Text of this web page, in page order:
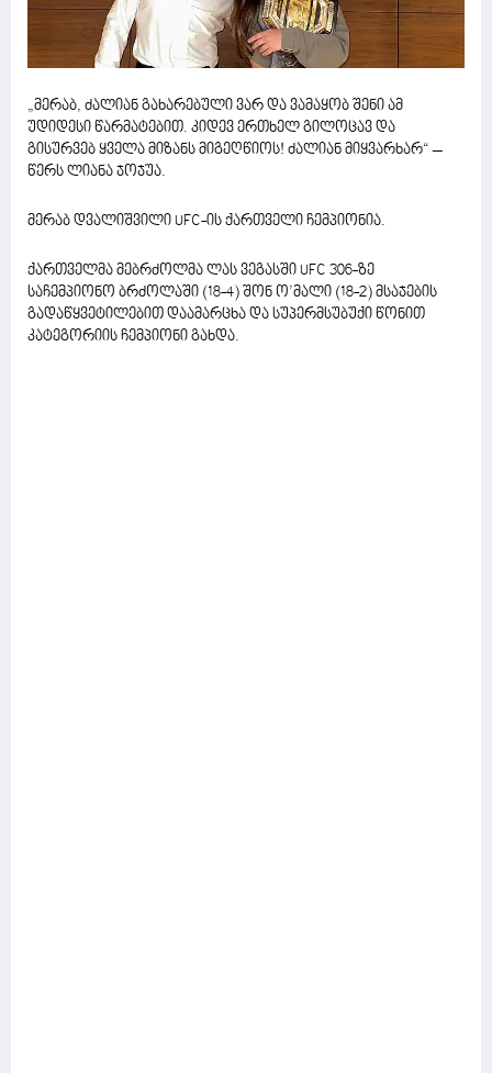
„მერაბ, ძალიან გახარებული ვარ და ვამაყობ შენი ამ
უდიდესი წარმატებით. კიდევ ერთხელ გილოცავ და
გისურვებ ყველა მიზანს მიგეღწიოს! ძალიან მიყვარხარ“ –
წერს ლიანა ჯოჯუა.
მერაბ დვალიშვილი UFC-ის ქართველი ჩემპიონია.
ქართველმა მებრძოლმა ლას ვეგასში UFC 306-ზე
საჩემპიონო ბრძოლაში (18-4) შონ ო’მალი (18-2) მსაჯების
გადაწყვეტილებით დაამარცხა და სუპერმსუბუქი წონით
კატეგორიის ჩემპიონი გახდა.